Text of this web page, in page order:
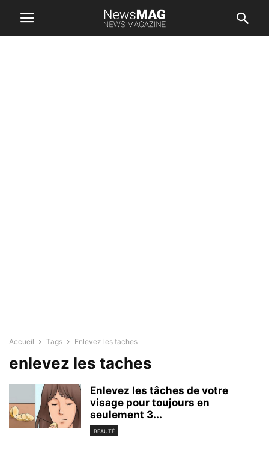
Accueil Tags Enlevez les taches
enlevez les taches
Enlevez les tâches de votre
visage pour toujours en
seulement 3...
BEAUTÉ